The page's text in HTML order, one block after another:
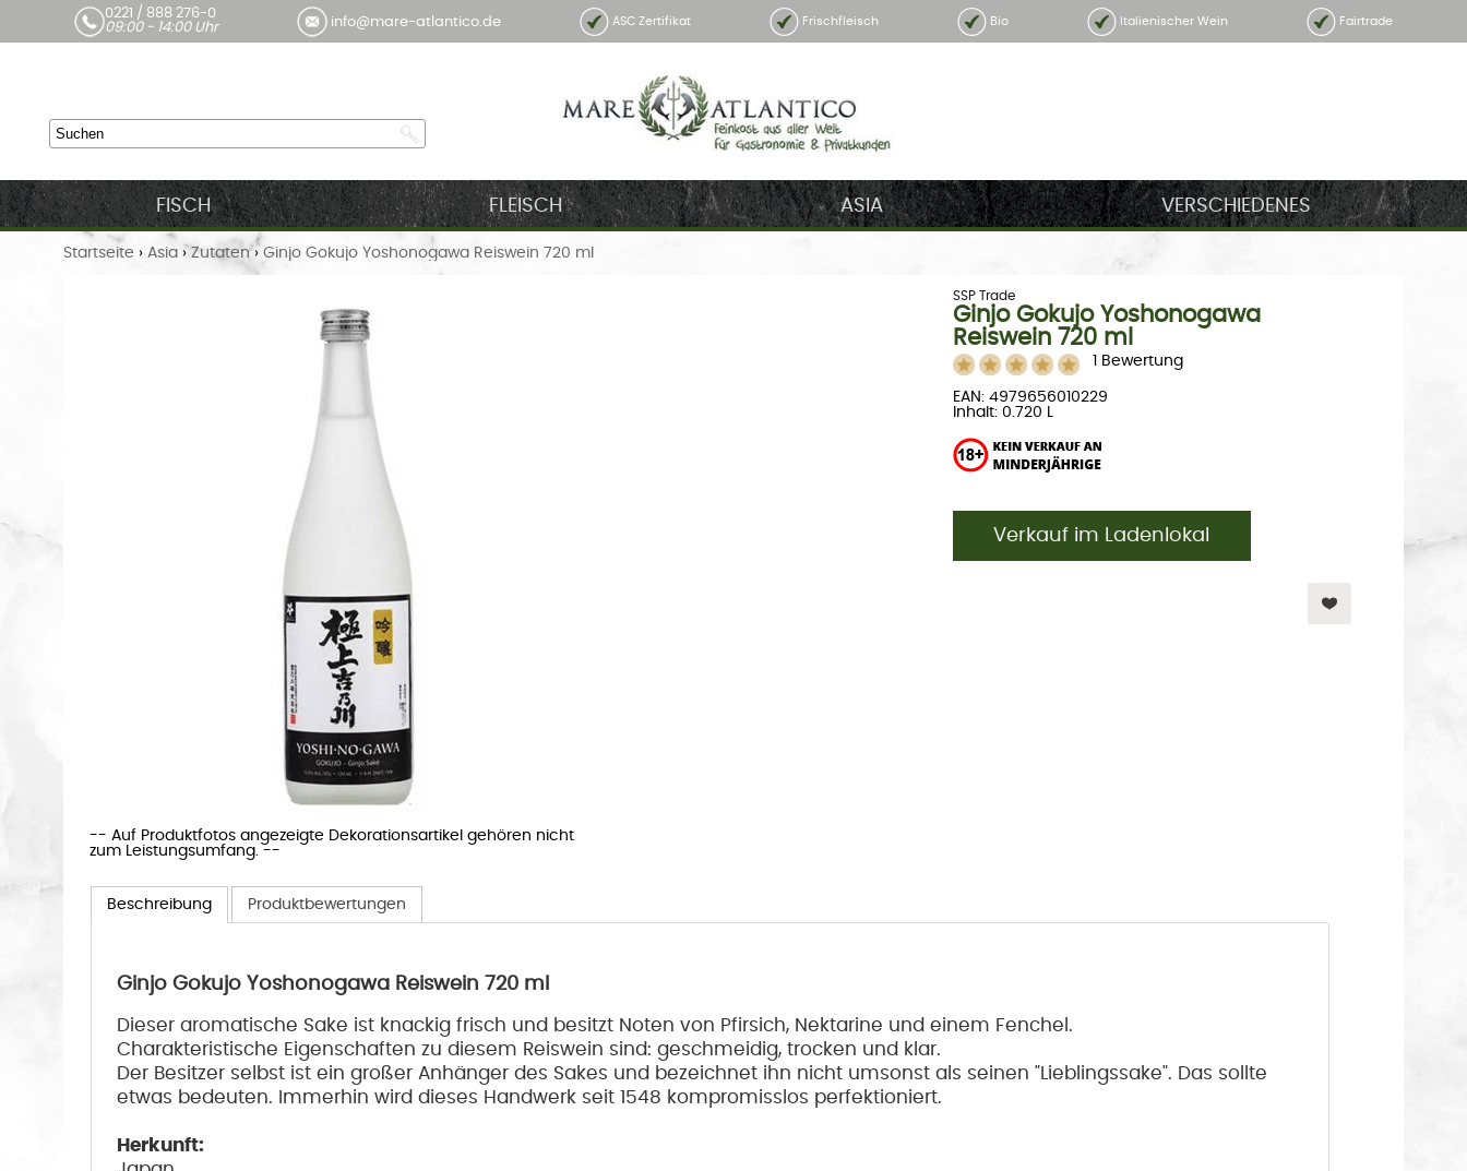
0221 / 888 276-0
09:00 - 14:00 Uhr
info@mare-atlantico.de ASC Zertifikat Frischfleisch Bio Italienischer Wein Fairtrade
FISCH FLEISCH ASIA VERSCHIEDENES
Startseite › Asia › Zutaten › Ginjo Gokujo Yoshonogawa Reiswein 720 ml
-- Auf Produktfotos angezeigte Dekorationsartikel gehören nicht
zum Leistungsumfang. --
SSP Trade
Ginjo Gokujo Yoshonogawa
Reiswein 720 ml
1 Bewertung
EAN: 4979656010229
Inhalt: 0.720 L
Verkauf im Ladenlokal
Beschreibung Produktbewertungen
Ginjo Gokujo Yoshonogawa Reiswein 720 ml
Dieser aromatische Sake ist knackig frisch und besitzt Noten von Pfirsich, Nektarine und einem Fenchel.
Charakteristische Eigenschaften zu diesem Reiswein sind: geschmeidig, trocken und klar.
Der Besitzer selbst ist ein großer Anhänger des Sakes und bezeichnet ihn nicht umsonst als seinen "Lieblingssake". Das sollte
etwas bedeuten. Immerhin wird dieses Handwerk seit 1548 kompromisslos perfektioniert.
Herkunft: